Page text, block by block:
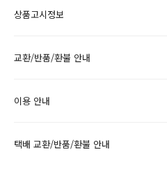
상품고시정보
교환/반품/환불 안내
이용 안내
택배 교환/반품/환불 안내